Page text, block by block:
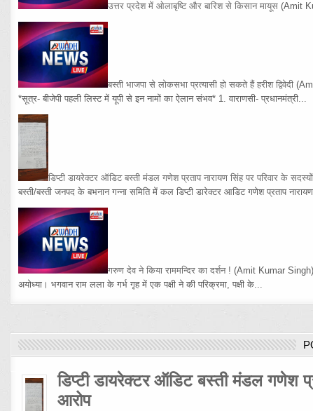
उत्तर प्रदेश में ओलाबृष्टि और बारिश से किसान मायूस (Amit
बस्ती भाजपा से लोकसभा प्रत्यासी हो सकते हैं हरीश द्विवेदी
*सूत्र- बीजेपी पहली लिस्ट में यूपी से इन नामों का ऐलान संभव* 1. वाराणसी- प्रधानमंत्री...
डिप्टी डायरेक्टर ऑडिट बस्ती मंडल गणेश प्रताप नारायण सिंह पर परिवार के
बस्ती/बस्ती जनपद के बभनान गन्ना समिति में कल डिप्टी डारेक्टर आडिट गणेश प्रताप
गरुण देव ने किया राममन्दिर का दर्शन ! (Amit Kumar Singh)
अयोध्या। भगवान राम लला के गर्भ गृह में एक पक्षी ने की परिक्रमा, पक्षी के...
डिप्टी डायरेक्टर ऑडिट बस्ती मंडल गणेश
आरोप